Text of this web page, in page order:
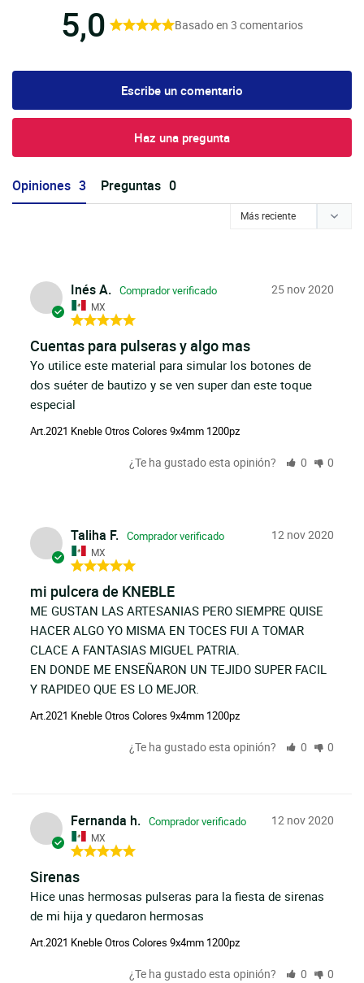
5,0 Basado en 3 comentarios
Escribe un comentario
Haz una pregunta
Opiniones Preguntas
25 nov 2020
Inés A.
MX
Cuentas para pulseras y algo mas
Yo utilice este material para simular los botones de
dos suéter de bautizo y se ven super dan este toque
especial
Art.2021 Kneble Otros Colores 9x4mm 1200pz
¿Te ha gustado esta opinión? 0 0
12 nov 2020
Taliha F.
MX
mi pulcera de KNEBLE
ME GUSTAN LAS ARTESANIAS PERO SIEMPRE QUISE
HACER ALGO YO MISMA EN TOCES FUI A TOMAR
CLACE A FANTASIAS MIGUEL PATRIA.
EN DONDE ME ENSEÑARON UN TEJIDO SUPER FACIL
Y RAPIDEO QUE ES LO MEJOR.
Art.2021 Kneble Otros Colores 9x4mm 1200pz
¿Te ha gustado esta opinión? 0 0
12 nov 2020
Fernanda h.
MX
Sirenas
Hice unas hermosas pulseras para la fiesta de sirenas
de mi hija y quedaron hermosas
Art.2021 Kneble Otros Colores 9x4mm 1200pz
¿Te ha gustado esta opinión? 0 0